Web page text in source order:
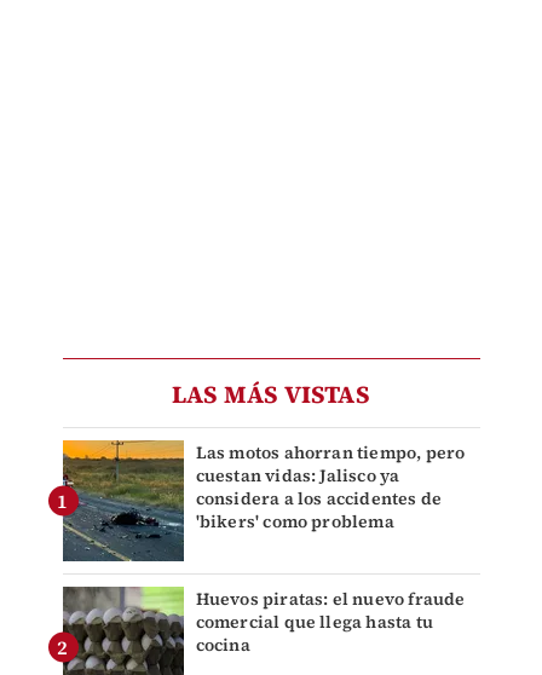
LAS MÁS VISTAS
Las motos ahorran tiempo, pero
cuestan vidas: Jalisco ya
considera a los accidentes de
'bikers' como problema
Huevos piratas: el nuevo fraude
comercial que llega hasta tu
cocina